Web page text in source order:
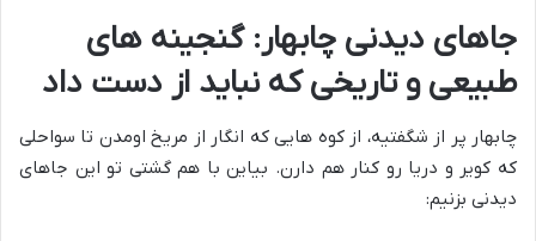
جاهای دیدنی چابهار: گنجینه های
طبیعی و تاریخی که نباید از دست داد
چابهار پر از شگفتیه، از کوه هایی که انگار از مریخ اومدن تا سواحلی
که کویر و دریا رو کنار هم دارن. بیاین با هم گشتی تو این جاهای
دیدنی بزنیم: